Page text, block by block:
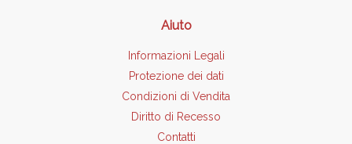
Aiuto
Informazioni Legali
Protezione dei dati
Condizioni di Vendita
Diritto di Recesso
Contatti